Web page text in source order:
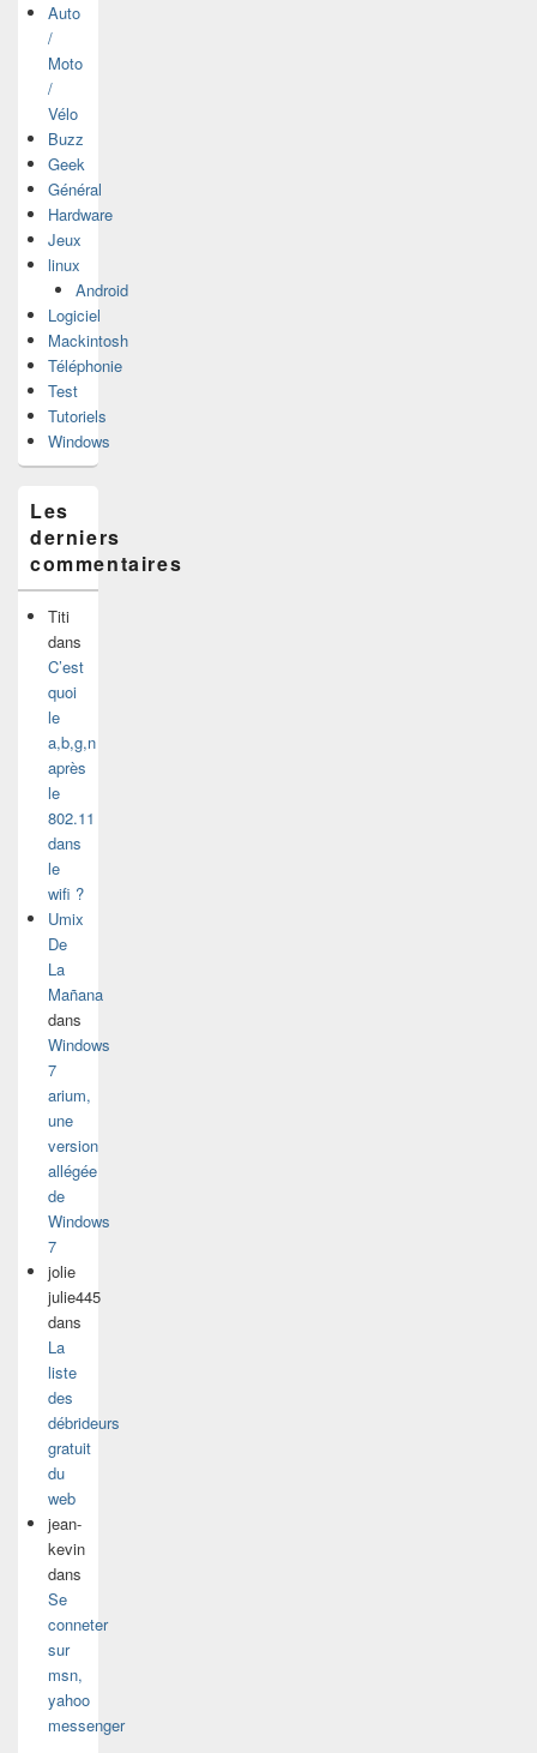
Auto
/
Moto
/
Vélo
Buzz
Geek
Général
Hardware
Jeux
linux
Android
Logiciel
Mackintosh
Téléphonie
Test
Tutoriels
Windows
Les
derniers
commentaires
Titi
dans
C’est
quoi
le
a,b,g,n
après
le
802.11
dans
le
wifi ?
Umix
De
La
Mañana
dans
Windows
7
arium,
une
version
allégée
de
Windows
7
jolie
julie445
dans
La
liste
des
débrideurs
gratuit
du
web
jean-
kevin
dans
Se
conneter
sur
msn,
yahoo
messenger